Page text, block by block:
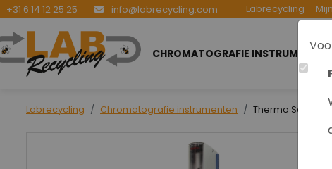
+31 6 14 12 25 25 info@labrecycling.com Labrecycling
CHROMATOGRAFIE INSTRUMENTEN
Labrecycling Chromatografie instrumenten Thermo Scientific